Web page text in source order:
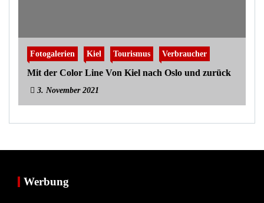
Fotogalerien Kiel Tourismus Verbraucher
Mit der Color Line Von Kiel nach Oslo und zurück
3. November 2021
Werbung